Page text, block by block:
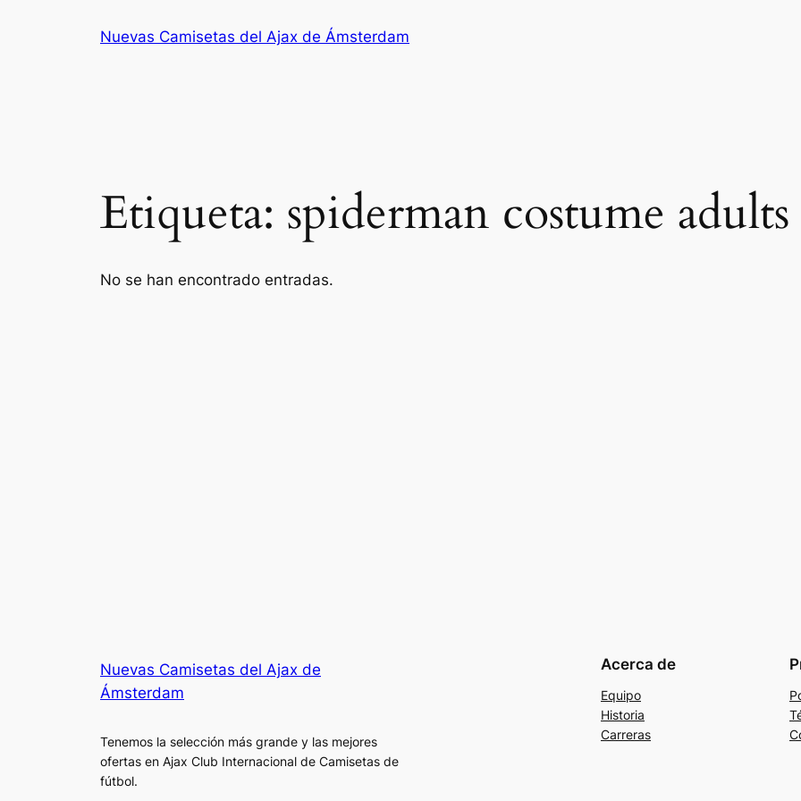
Nuevas Camisetas del Ajax de Ámsterdam
Etiqueta: spiderman costume
No se han encontrado entradas.
Nuevas Camisetas del Ajax de
Ámsterdam
Tenemos la selección más grande y las mejores
ofertas en Ajax Club Internacional de Camisetas de
fútbol.
Acerca de
Equipo
Historia
Carreras